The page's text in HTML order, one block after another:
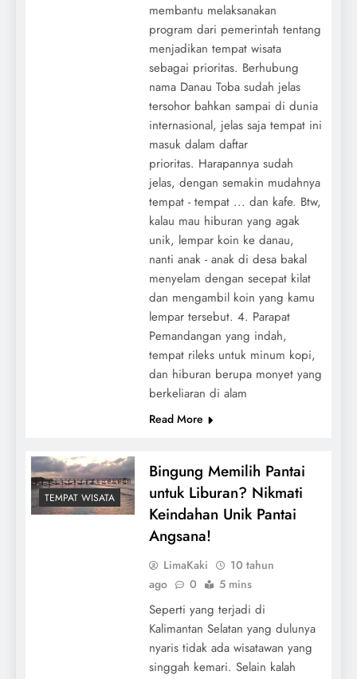
membantu melaksanakan
program dari pemerintah tentang
menjadikan tempat wisata
sebagai prioritas. Berhubung
nama Danau Toba sudah jelas
tersohor bahkan sampai di dunia
internasional, jelas saja tempat ini
masuk dalam daftar
prioritas. Harapannya sudah
jelas, dengan semakin mudahnya
tempat - tempat ... dan kafe. Btw,
kalau mau hiburan yang agak
unik, lempar koin ke danau,
nanti anak - anak di desa bakal
menyelam dengan secepat kilat
dan mengambil koin yang kamu
lempar tersebut. 4. Parapat
Pemandangan yang indah,
tempat rileks untuk minum kopi,
dan hiburan berupa monyet yang
berkeliaran di alam
Read More
TEMPAT WISATA
Bingung Memilih Pantai
untuk Liburan? Nikmati
Keindahan Unik Pantai
Angsana!
LimaKaki
10 tahun
ago
0 5 mins
Seperti yang terjadi di
Kalimantan Selatan yang dulunya
nyaris tidak ada wisatawan yang
singgah kemari. Selain kalah